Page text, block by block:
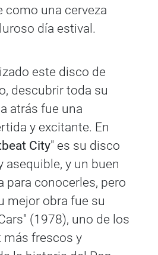
como una cerveza
día estival.
este disco de
descubrir toda su
atrás fue una
y excitante. En
City" es su disco
asequible, y un buen
para conocerles, pero
mejor obra fue su
(1978), uno de los
más frescos y